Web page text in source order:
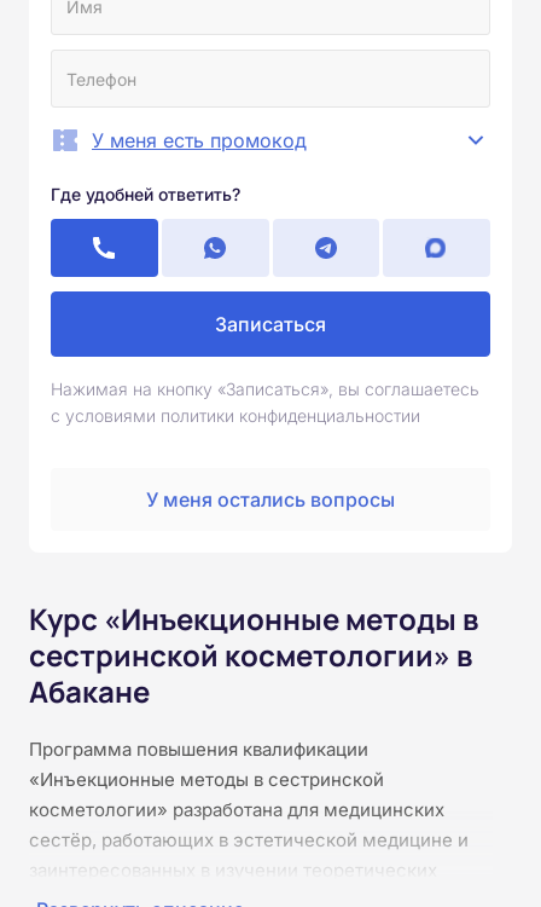
У меня есть промокод
Где удобней ответить?
Записаться
Нажимая на кнопку «Записаться», вы соглашаетесь
с условиями политики конфиденциальностии
У меня остались вопросы
Курс «Инъекционные методы в
сестринской косметологии» в
Абакане
Программа повышения квалификации
«Инъекционные методы в сестринской
косметологии» разработана для медицинских
сестёр, работающих в эстетической медицине и
заинтересованных в изучении теоретических
основ инъекционных методик. Курс раскрывает